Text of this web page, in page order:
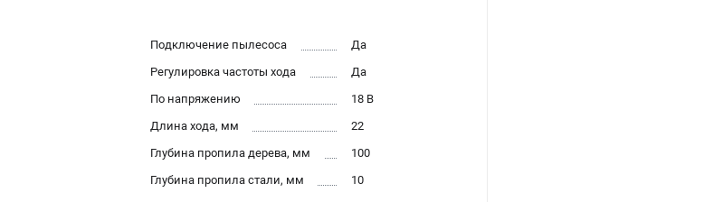
Подключение пылесоса
Да
Регулировка частоты хода
Да
По напряжению
18 В
Длина хода, мм
22
Глубина пропила дерева, мм
100
Глубина пропила стали, мм
10